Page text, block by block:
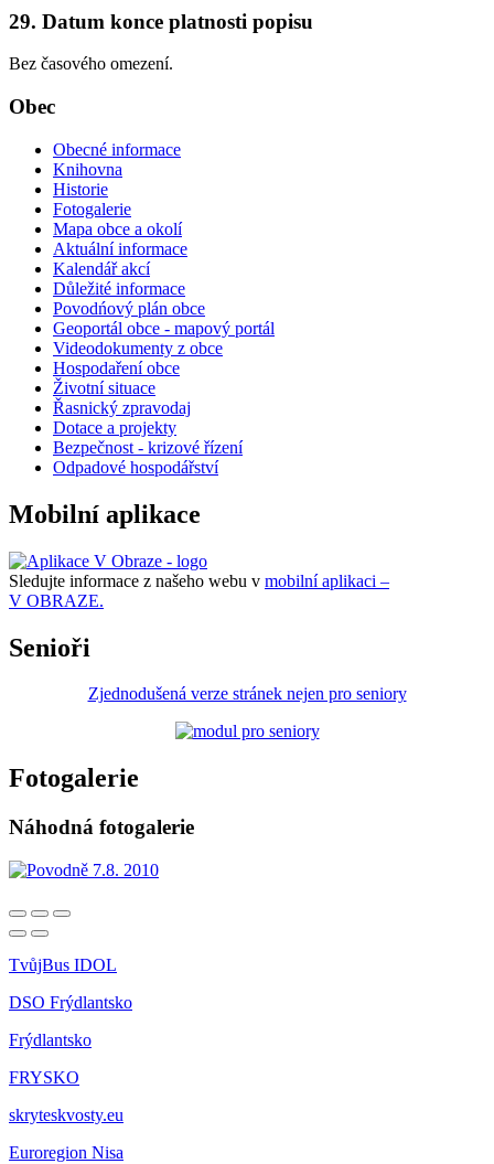
29. Datum konce platnosti popisu
Bez časového omezení.
Obec
Obecné informace
Knihovna
Historie
Fotogalerie
Mapa obce a okolí
Aktuální informace
Kalendář akcí
Důležité informace
Povodńový plán obce
Geoportál obce - mapový portál
Videodokumenty z obce
Hospodaření obce
Životní situace
Řasnický zpravodaj
Dotace a projekty
Bezpečnost - krizové řízení
Odpadové hospodářství
Mobilní aplikace
Sledujte informace z našeho webu v mobilní aplikaci –
V OBRAZE.
Senioři
Zjednodušená verze stránek nejen pro seniory
Fotogalerie
Náhodná fotogalerie
TvůjBus IDOL
DSO Frýdlantsko
Frýdlantsko
FRYSKO
skryteskvosty.eu
Euroregion Nisa